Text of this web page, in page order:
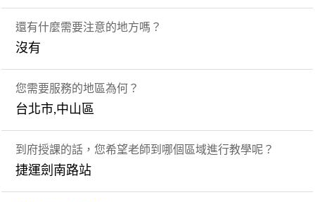
還有什麼需要注意的地方嗎？
沒有
您需要服務的地區為何？
台北市,中山區
到府授課的話，您希望老師到哪個區域進行教學呢？
捷運劍南路站